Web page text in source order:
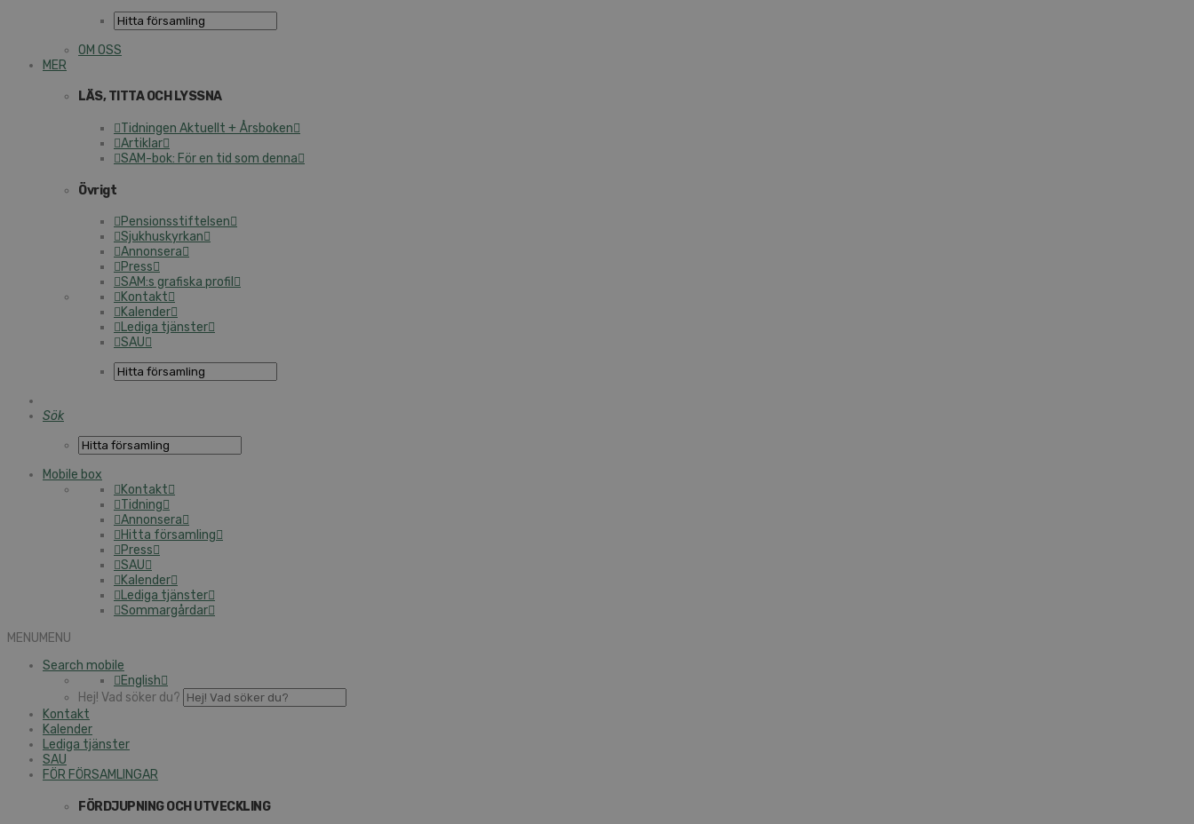
OM OSS
MER
LÄS, TITTA OCH LYSSNA
Tidningen Aktuellt + Årsboken
Artiklar
SAM-bok: För en tid som denna
Övrigt
Pensionsstiftelsen
Sjukhuskyrkan
Annonsera
Press
SAM:s grafiska profil
Kontakt
Kalender
Lediga tjänster
SAU
Sök
Mobile box
Kontakt
Tidning
Annonsera
Hitta församling
Press
SAU
Kalender
Lediga tjänster
Sommargårdar
MENUMENU
Search mobile
English
Hej! Vad söker du?
Kontakt
Kalender
Lediga tjänster
SAU
FÖR FÖRSAMLINGAR
FÖRDJUPNING OCH UTVECKLING